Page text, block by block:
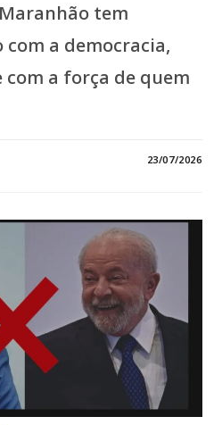
tem
a democracia,
com a força de quem
MOSTRAR
A
VITÓRIA,
FORMADO
POR
ORLEANS
BRANDÃO,
EDIVALDO
HOLANDA
JÚNIOR
E
GLALBERT
CUTRIM,
ESTARÁ
23/07/2026